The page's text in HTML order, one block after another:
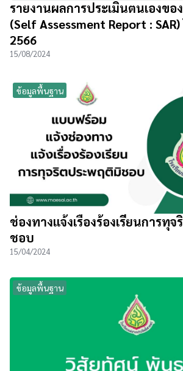
รายงานผลการประเมินตนเองข
(Self Assessment Report :
2566
15/08/2024
ข้อมูลพื้นฐาน
ช่องทางแจ้งเรื่องร้องเรียนการทุ
ชอบ
15/04/2024
ข้อมูลพื้นฐาน